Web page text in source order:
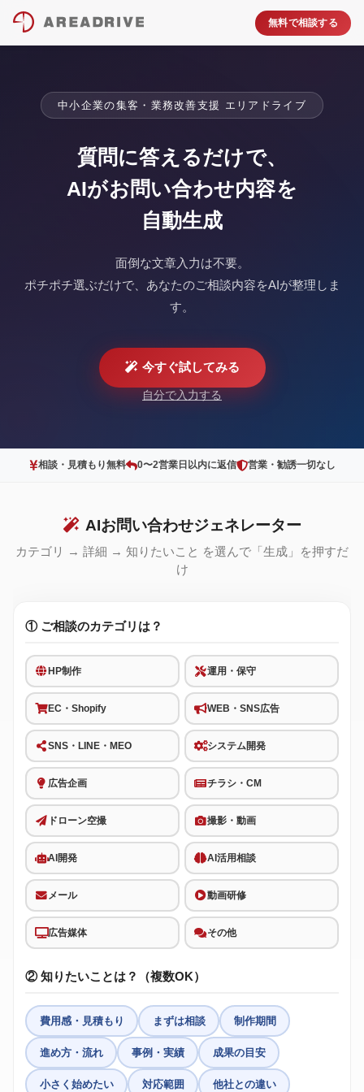
無料で相談する
中小企業の集客・業務改善支援 エリアドライブ
質問に答えるだけで、
AIがお問い合わせ内容を
自動生成
面倒な文章入力は不要。
ポチポチ選ぶだけで、あなたのご相談内容をAIが整理しま
す。
今すぐ試してみる
自分で入力する
相談・見積もり無料 0〜2営業日以内に返信 営業・勧誘一切なし
AIお問い合わせジェネレーター
カテゴリ → 詳細 → 知りたいこと を選んで「生成」を押すだ
け
① ご相談のカテゴリは？
HP制作 運用・保守
EC・Shopify WEB・SNS広告
SNS・LINE・MEO システム開発
広告企画 チラシ・CM
ドローン空撮 撮影・動画
AI開発 AI活用相談
メール 動画研修
広告媒体 その他
② 知りたいことは？（複数OK）
費用感・見積もり まずは相談 制作期間
進め方・流れ 事例・実績 成果の目安
小さく始めたい 対応範囲 他社との違い